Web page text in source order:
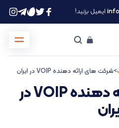
ایمیل بزنید!
>شرکت های ارائه دهنده VOIP در ایران
شرکت های ارائه دهنده VOIP در